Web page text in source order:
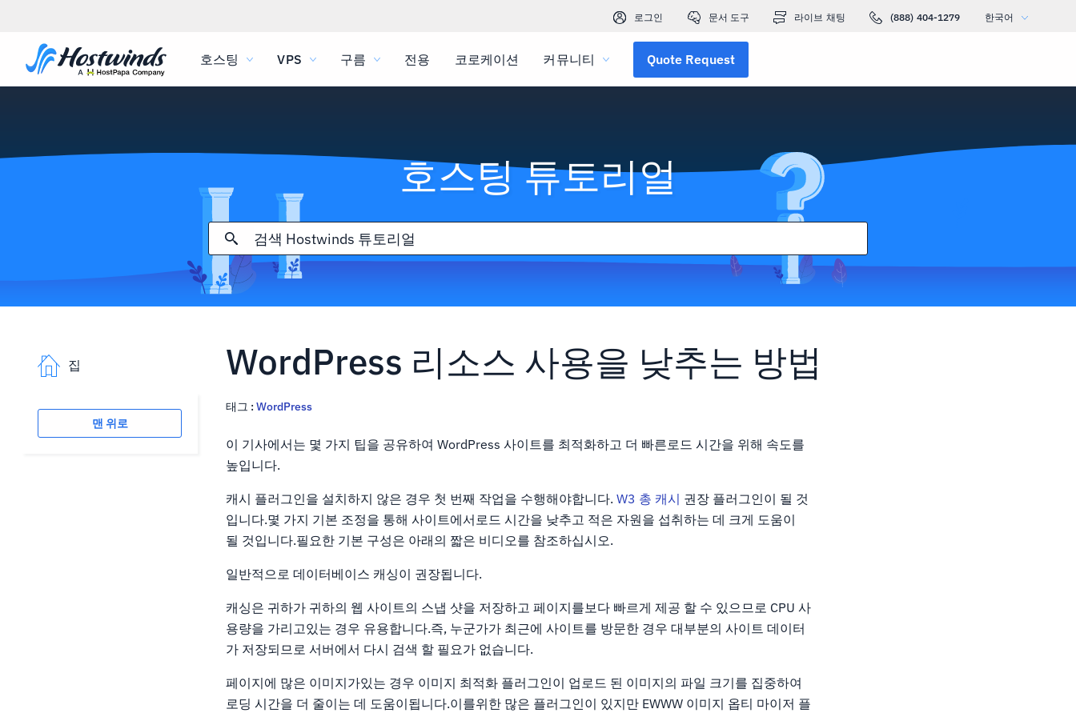
로그인 문서 도구 라이브 채팅 (888) 404-1279 한국어
호스팅 VPS 구름 전용 코로케이션 커뮤니티 Quote Request
호스팅 튜토리얼
집
맨 위로
WordPress 리소스 사용을 낮추는 방법
태그 : WordPress
이 기사에서는 몇 가지 팁을 공유하여 WordPress 사이트를 최적화하고 더 빠른로드 시간을 위해 속도를
높입니다.
캐시 플러그인을 설치하지 않은 경우 첫 번째 작업을 수행해야합니다.W3 총 캐시 권장 플러그인이 될 것
입니다.몇 가지 기본 조정을 통해 사이트에서로드 시간을 낮추고 적은 자원을 섭취하는 데 크게 도움이
될 것입니다.필요한 기본 구성은 아래의 짧은 비디오를 참조하십시오.
일반적으로 데이터베이스 캐싱이 권장됩니다.
캐싱은 귀하가 귀하의 웹 사이트의 스냅 샷을 저장하고 페이지를보다 빠르게 제공 할 수 있으므로 CPU 사
용량을 가리고있는 경우 유용합니다.즉, 누군가가 최근에 사이트를 방문한 경우 대부분의 사이트 데이터
가 저장되므로 서버에서 다시 검색 할 필요가 없습니다.
페이지에 많은 이미지가있는 경우 이미지 최적화 플러그인이 업로드 된 이미지의 파일 크기를 집중하여
로딩 시간을 더 줄이는 데 도움이됩니다.이를위한 많은 플러그인이 있지만 EWWW 이미지 옵티 마이저 플